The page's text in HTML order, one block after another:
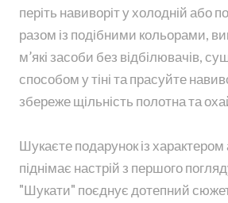
періть навиворіт у холодній або
разом із подібними кольорами,
м’які засоби без відбілювачів,
способом у тіні та прасуйте
збереже щільність полотна та
Шукаєте подарунок із характером
піднімає настрій з першого
"Шукати" поєднує дотепний